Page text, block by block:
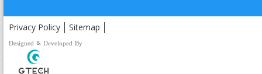
Privacy Policy Sitemap
Designed & Developed By